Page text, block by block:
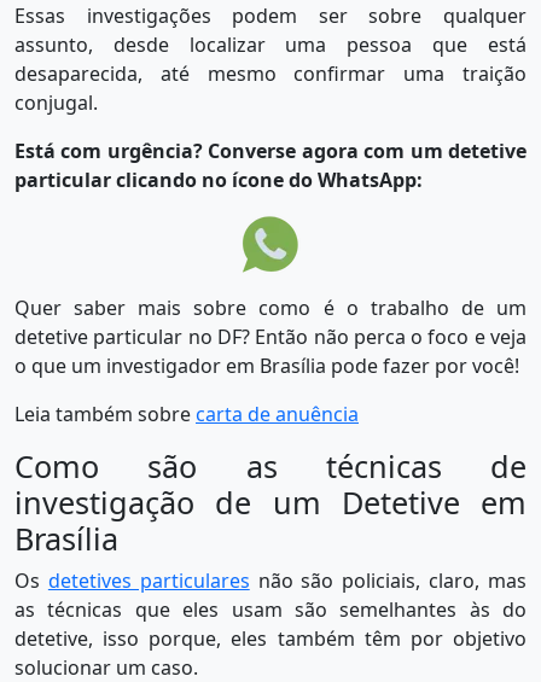
Essas investigações podem ser sobre qualquer
assunto, desde localizar uma pessoa que está
desaparecida, até mesmo confirmar uma traição
conjugal.
Está com urgência? Converse agora com um detetive
particular clicando no ícone do WhatsApp:
Quer saber mais sobre como é o trabalho de um
detetive particular no DF? Então não perca o foco e veja
o que um investigador em Brasília pode fazer por você!
Leia também sobrecarta de anuência
Como são as técnicas de
investigação de um Detetive em
Brasília
Os detetives particulares não são policiais, claro, mas
as técnicas que eles usam são semelhantes às do
detetive, isso porque, eles também têm por objetivo
solucionar um caso.